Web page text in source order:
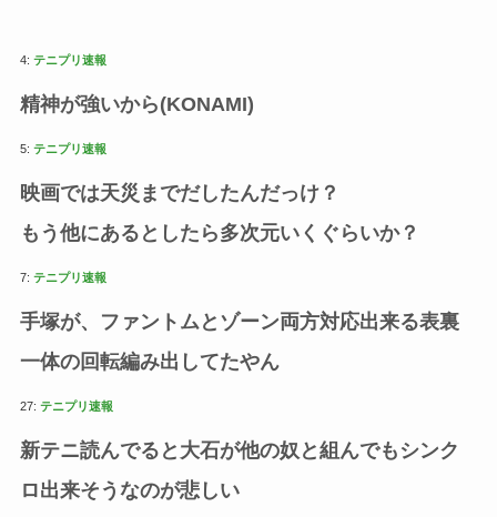
4: テニプリ速報
精神が強いから(KONAMI)
5: テニプリ速報
映画では天災までだしたんだっけ？
もう他にあるとしたら多次元いくぐらいか？
7: テニプリ速報
手塚が、ファントムとゾーン両方対応出来る表裏
一体の回転編み出してたやん
27: テニプリ速報
新テニ読んでると大石が他の奴と組んでもシンク
ロ出来そうなのが悲しい